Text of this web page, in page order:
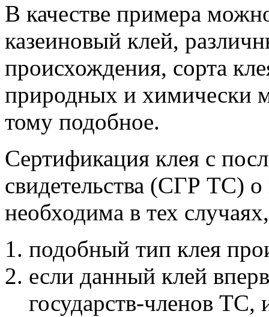
В качестве примера
казеиновый клей,
происхождения, сорта
природных и химически
тому подобное.
Сертификация клея с
свидетельства (СГР ТС) о
необходима в тех
подобный тип клея
если данный клей
государств-членов